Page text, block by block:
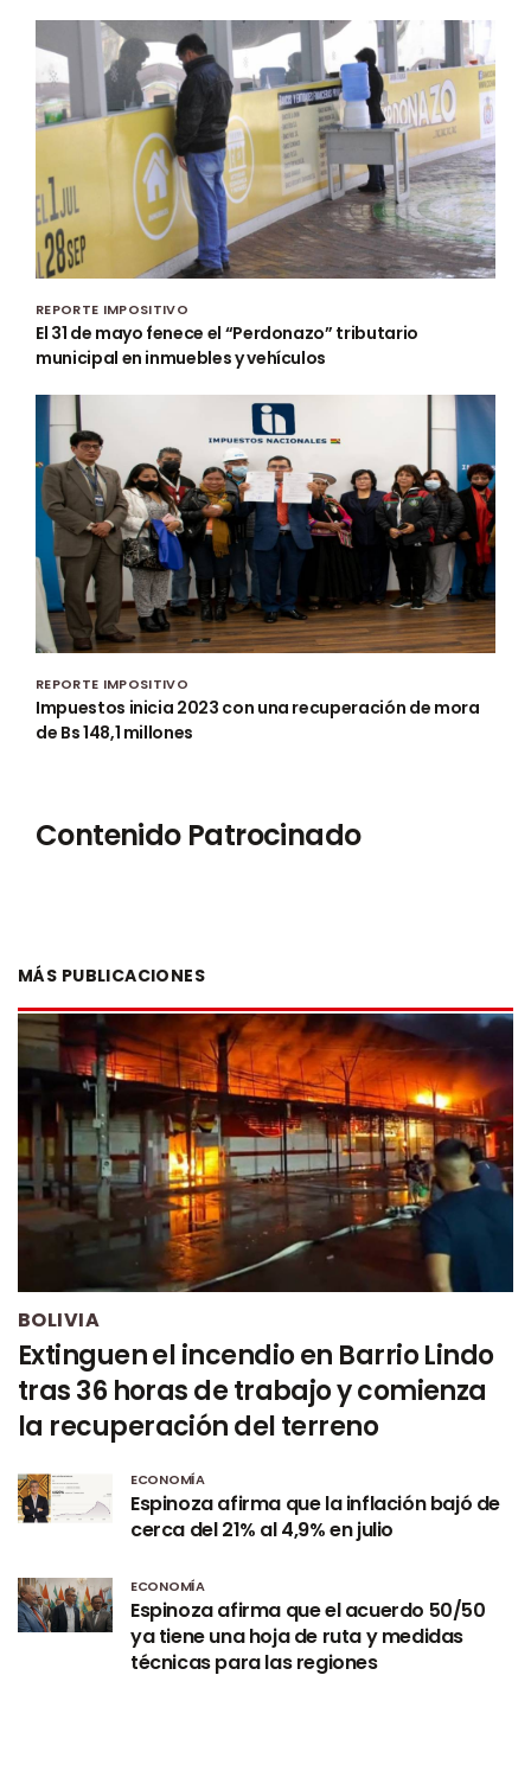
REPORTE IMPOSITIVO
El 31 de mayo fenece el “Perdonazo” tributario
municipal en inmuebles y vehículos
REPORTE IMPOSITIVO
Impuestos inicia 2023 con una recuperación de mora
de Bs 148,1 millones
Contenido Patrocinado
MÁS PUBLICACIONES
BOLIVIA
Extinguen el incendio en Barrio Lindo
tras 36 horas de trabajo y comienza
la recuperación del terreno
ECONOMÍA
Espinoza afirma que la inflación bajó de
cerca del 21% al 4,9% en julio
ECONOMÍA
Espinoza afirma que el acuerdo 50/50
ya tiene una hoja de ruta y medidas
técnicas para las regiones